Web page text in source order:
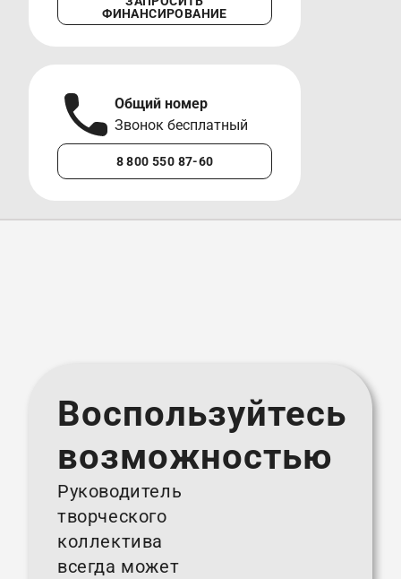
ФИНАНСИРОВАНИЕ
Общий номер
Звонок бесплатный
8 800 550 87-60
Воспользуйтесь
возможностью
Руководитель
творческого
коллектива
всегда может